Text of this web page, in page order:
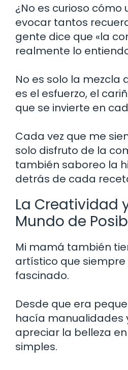
¿No es curioso cómo
evocar tantos
gente dice que «la
realmente lo
No es solo la mezcla
es el esfuerzo, el
que se invierte en
Cada vez que me
solo disfruto de la
también saboreo la
detrás de cada
La Creatividad
Mundo de
Mi mamá también
artístico que siempre
fascinado.
Desde que era
hacía manualidades
apreciar la belleza
simples.